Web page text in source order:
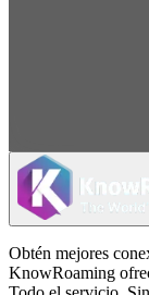
Obtén mejores
KnowRoaming